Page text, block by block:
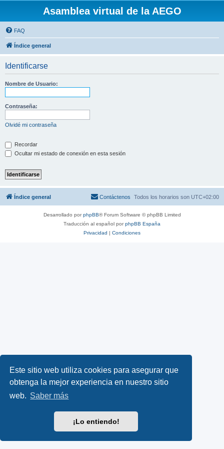
Este sitio web utiliza cookies para asegurar que
obtenga la mejor experiencia en nuestro sitio
web. Saber más
¡Lo entiendo!
Asamblea virtual de la AEGO
FAQ
Índice general
Identificarse
Nombre de Usuario:
Contraseña:
Olvidé mi contraseña
Recordar
Ocultar mi estado de conexión en esta sesión
Índice general Todos los horarios son UTC+02:00
Contáctenos
Desarrollado porphpBB® Forum Software © phpBB Limited
Traducción al español porphpBB España
Privacidad | Condiciones